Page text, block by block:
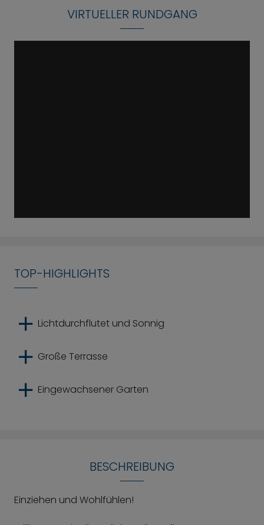
VIRTUELLER RUNDGANG
TOP-HIGHLIGHTS
Lichtdurchflutet und Sonnig
Große Terrasse
Eingewachsener Garten
BESCHREIBUNG
Einziehen und Wohlfühlen!